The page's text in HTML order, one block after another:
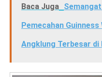
Baca Juga
Pemecahan
Angklung Terbesar di